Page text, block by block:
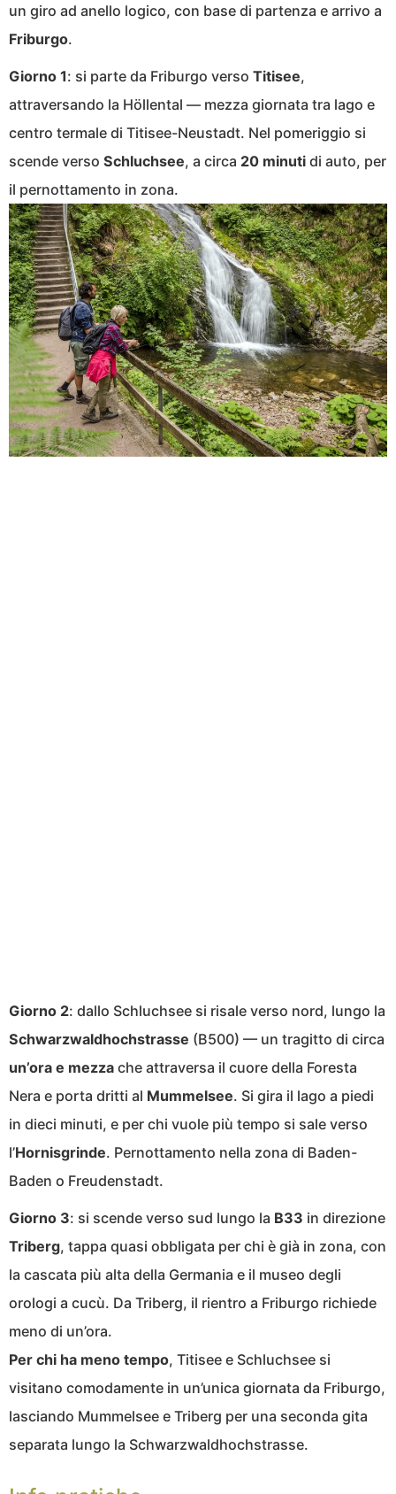
un giro ad anello logico, con base di partenza e arrivo a
Friburgo.
Giorno 1: si parte da Friburgo verso Titisee,
attraversando la Höllental — mezza giornata tra lago e
centro termale di Titisee-Neustadt. Nel pomeriggio si
scende verso Schluchsee, a circa 20 minuti di auto, per
il pernottamento in zona.
Giorno 2: dallo Schluchsee si risale verso nord, lungo la
Schwarzwaldhochstrasse (B500) — un tragitto di circa
un’ora e mezza che attraversa il cuore della Foresta
Nera e porta dritti al Mummelsee. Si gira il lago a piedi
in dieci minuti, e per chi vuole più tempo si sale verso
l’Hornisgrinde. Pernottamento nella zona di Baden-
Baden o Freudenstadt.
Giorno 3: si scende verso sud lungo la B33 in direzione
Triberg, tappa quasi obbligata per chi è già in zona, con
la cascata più alta della Germania e il museo degli
orologi a cucù. Da Triberg, il rientro a Friburgo richiede
meno di un’ora.
Per chi ha meno tempo, Titisee e Schluchsee si
visitano comodamente in un’unica giornata da Friburgo,
lasciando Mummelsee e Triberg per una seconda gita
separata lungo la Schwarzwaldhochstrasse.